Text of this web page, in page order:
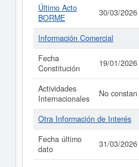
Último Acto
BORME
30/03/
Información Comercial
Fecha
Constitución
19/01/2026
Actividades
Internacionales
No constan
Otra Información de Interés
Fecha último
dato
31/03/2026